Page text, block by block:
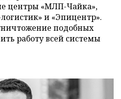
центры «МЛП-Чайка»,
и «Эпицентр».
подобных
работу всей системы